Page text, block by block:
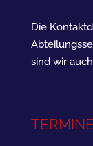
Die
sind wir